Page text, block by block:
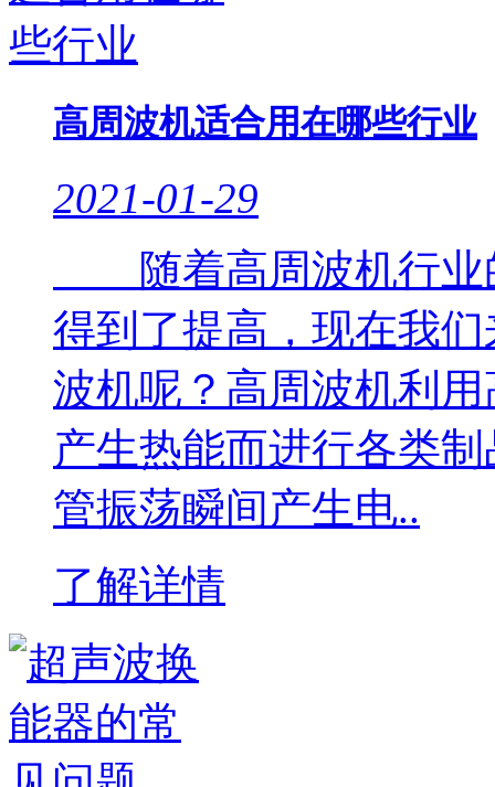
高周波机适合用在哪些行业
2021-01-29
随着高周波机行业
得到了提高，现在我
波机呢？高周波机利
产生热能而进行各类
管振荡瞬间产生电..
了解详情